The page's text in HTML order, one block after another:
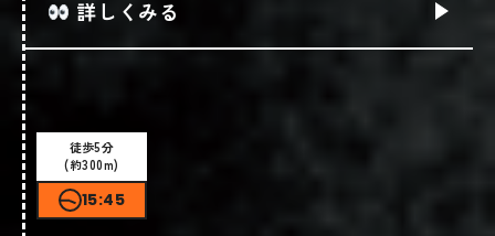
詳しくみる
ショップ情報
徒歩5分
(約300m)
15:45